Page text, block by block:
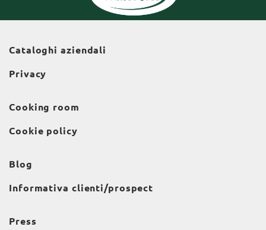
Cataloghi aziendali
Privacy
Cooking room
Cookie policy
Blog
Informativa clienti/prospect
Press